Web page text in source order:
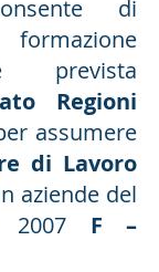
di
prevista
Regioni
assumere
di Lavoro
aziende del
2007 F –